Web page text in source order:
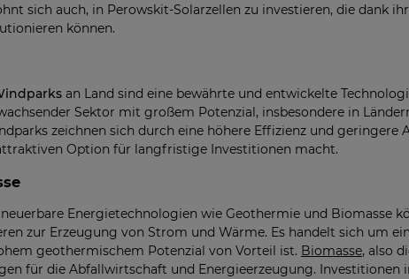
sich auch, in Perowskit-Solarzellen zu investieren, die dank
können.
an Land sind eine bewährte und entwickelte
Sektor mit großem Potenzial, insbesondere in
zeichnen sich durch eine höhere Effizienz und geringere
Option für langfristige Investitionen macht.
Energietechnologien wie Geothermie und Biomasse
zur Erzeugung von Strom und Wärme. Es handelt sich um
geothermischem Potenzial von Vorteil ist. Biomasse, also
für die Abfallwirtschaft und Energieerzeugung. Investitionen